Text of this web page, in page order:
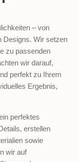
– von
Designs. Wir setzen
zu passenden
wir darauf,
perfekt zu Ihrem
Ergebnis,
perfektes
erstellen
sowie
wir auf